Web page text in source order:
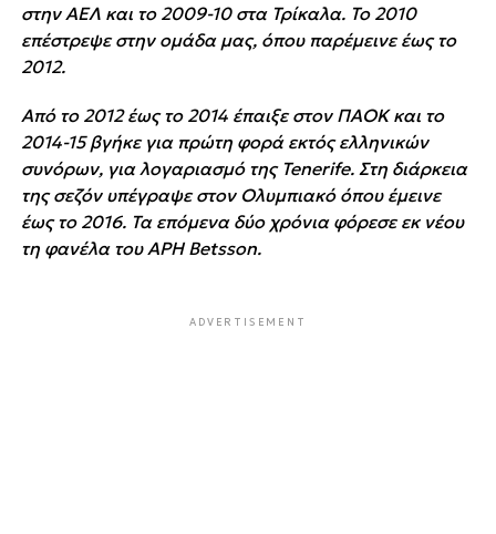
στην ΑΕΛ και το 2009-10 στα Τρίκαλα. Το 2010
επέστρεψε στην ομάδα μας, όπου παρέμεινε έως το
2012.
Από το 2012 έως το 2014 έπαιξε στον ΠΑΟΚ και το
2014-15 βγήκε για πρώτη φορά εκτός ελληνικών
συνόρων, για λογαριασμό της Tenerife. Στη διάρκεια
της σεζόν υπέγραψε στον Ολυμπιακό όπου έμεινε
έως το 2016. Τα επόμενα δύο χρόνια φόρεσε εκ νέου
τη φανέλα του ΑΡΗ Betsson.
ADVERTISEMENT